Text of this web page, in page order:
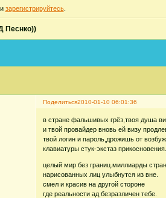
зарегистрируйтесь.
Песнко))
Поделиться2010-01-10 06:01:36
в стране фальшивых грёз,твоя душа
и твой провайдер вновь ей визу
твой логин и пароль,дрожишь от
клавиатуры стук-экстаз
целый мир без границ.миллиарды
нарисованных лиц улыбнутся из вне.
смел и красив на другой стороне
где реальности ад безразличен тебе.